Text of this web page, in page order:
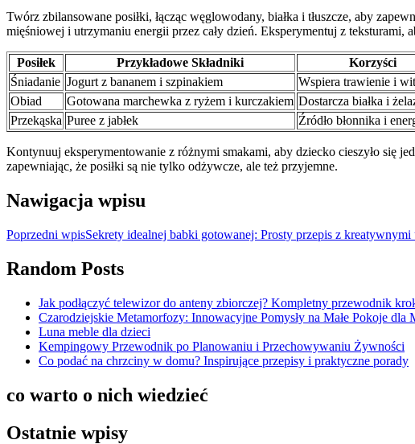
Twórz zbilansowane posiłki, łącząc węglowodany, białka i tłuszcze, aby
mięśniowej i utrzymaniu energii przez cały dzień. Eksperymentuj z teksturami,
Posiłek Przykładowe Składniki
Korzyści
Śniadanie Jogurt z bananem i szpinakiem
Wspiera trawienie i
Obiad
Gotowana marchewka z ryżem i kurczakiem Dostarcza białka i
Przekąska Puree z jabłek Źródło błonnika i
Kontynuuj eksperymentowanie z różnymi smakami, aby dziecko cieszyło się
zapewniając, że posiłki są nie tylko odżywcze, ale też przyjemne.
Nawigacja wpisu
Poprzedni wpisSekrety idealnej babki gotowanej: Prosty przepis z kreatywnymi
Random Posts
Jak podłączyć telewizor do anteny zbiorczej? Kompletny przewodnik
Czarodziejskie Metamorfozy: Innowacyjne Pomysły na Małe Pokoje dla
Luna meble dla dzieci
Kempingowy Przewodnik po Planowaniu i Przechowywaniu Żywności
Co podać na chrzciny w domu? Inspirujące przepisy i praktyczne porady
co warto o nich wiedzieć
Ostatnie wpisy